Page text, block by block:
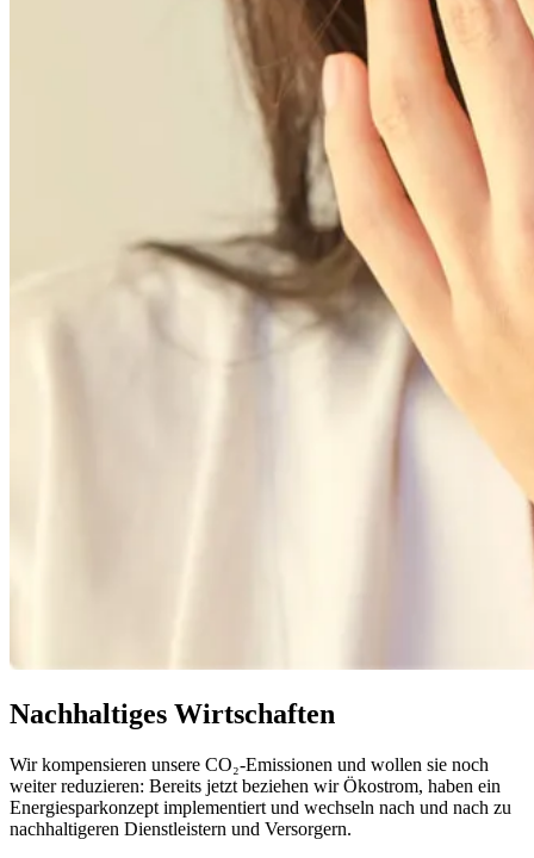
Nachhaltiges Wirtschaften
Wir kompensieren unsere CO₂-Emissionen und wollen sie noch
weiter reduzieren: Bereits jetzt beziehen wir Ökostrom, haben ein
Energiesparkonzept implementiert und wechseln nach und nach zu
nachhaltigeren Dienstleistern und Versorgern.